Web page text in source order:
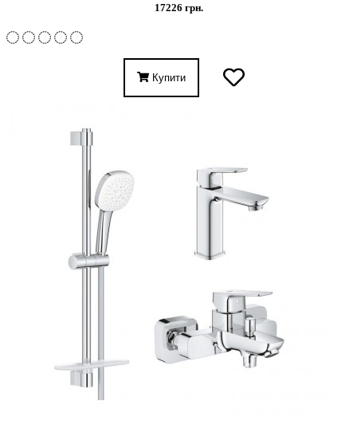
17226 грн.
Купити